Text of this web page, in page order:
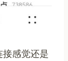
接感觉还是